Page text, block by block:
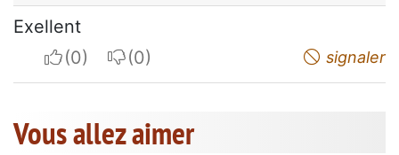
Exellent
I apreciateI do not appreciate signaler
Vous allez aimer